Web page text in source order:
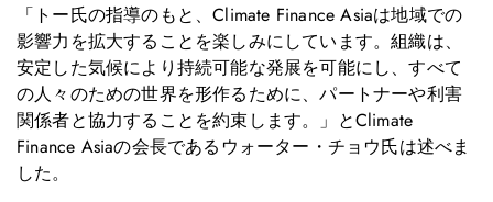
「トー氏の指導のもと、Climate Finance Asiaは地域での
影響力を拡大することを楽しみにしています。組織は、
安定した気候により持続可能な発展を可能にし、すべて
の人々のための世界を形作るために、パートナーや利害
関係者と協力することを約束します。」とClimate
Finance Asiaの会長であるウォーター・チョウ氏は述べま
した。